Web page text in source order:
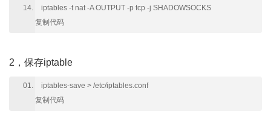
iptables -t nat -A OUTPUT -p tcp -j SHADOWSOCKS
复制代码
2，保存iptable
iptables-save > /etc/iptables.conf
复制代码